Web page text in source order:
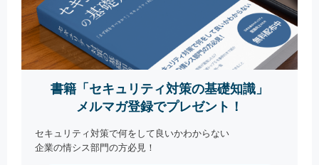
書籍「セキュリティ対策の基礎知識」
メルマガ登録でプレゼント！
セキュリティ対策で何をして良いかわからない
企業の情シス部門の方必見！